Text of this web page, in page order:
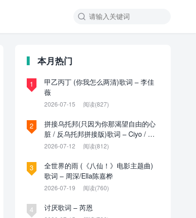

本月热门
1
甲乙丙丁 (你我怎么两清)歌词 – 李佳
薇
2026-07-15 阅读(827)
2
拼接乌托邦(只因为你那渴望自由的心
脏 / 反乌托邦拼接版)歌词 – Ciyo / 见
过夏天P / 乌托邦P
2026-07-12 阅读(812)
3
全世界的雨 (《八仙！》电影主题曲)
歌词 – 周深/Ella陈嘉桦
2026-07-19 阅读(760)
4 讨厌歌词 – 芮恩